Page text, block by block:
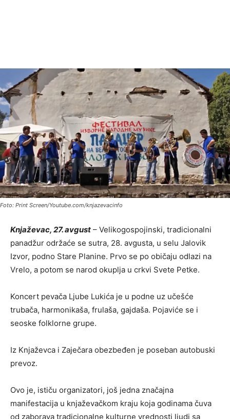
Foto: Print Screen/Youtube.com/knjazevacinfo
Knjaževac, 27. avgust – Velikogospojinski, tradicionalni
panadžur održaće se sutra, 28. avgusta, u selu Jalovik
Izvor, podno Stare Planine. Prvo se po običaju odlazi na
Vrelo, a potom se narod okuplja u crkvi Svete Petke.
Koncert pevača Ljube Lukića je u podne uz učešće
trubača, harmonikaša, frulaša, gajdaša. Pojaviće se i
seoske folklorne grupe.
Iz Knjaževca i Zaječara obezbeđen je poseban autobuski
prevoz.
Ovo je, ističu organizatori, još jedna značajna
manifestacija u knjaževačkom kraju koja godinama čuva
od zaborava tradicionalne kulturne vrednosti ljudi sa